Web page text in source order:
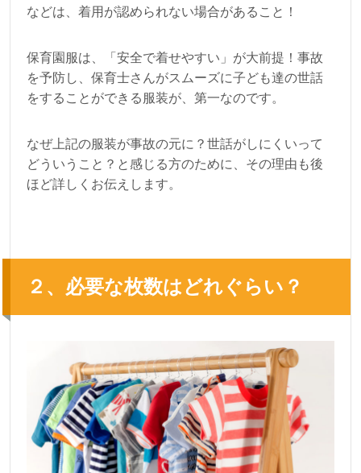
などは、着用が認められない場合があること！
保育園服は、「安全で着せやすい」が大前提！事故
を予防し、保育士さんがスムーズに子ども達の世話
をすることができる服装が、第一なのです。
なぜ上記の服装が事故の元に？世話がしにくいって
どういうこと？と感じる方のために、その理由も後
ほど詳しくお伝えします。
２、必要な枚数はどれぐらい？